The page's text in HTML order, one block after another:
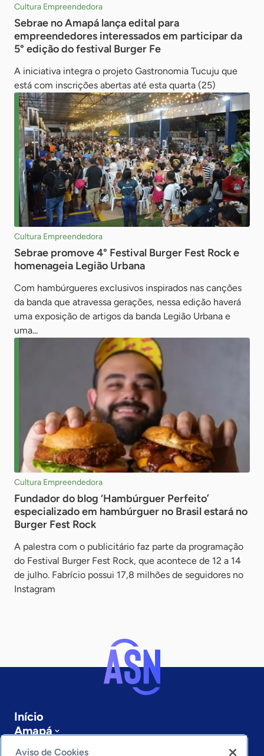
Cultura Empreendedora
Sebrae no Amapá lança edital para
empreendedores interessados em participar da
5° edição do festival Burger Fe
A iniciativa integra o projeto Gastronomia Tucuju que
está com inscrições abertas até esta quarta (25)
Cultura Empreendedora
Sebrae promove 4° Festival Burger Fest Rock e
homenageia Legião Urbana
Com hambúrgueres exclusivos inspirados nas canções
da banda que atravessa gerações, nessa edição haverá
uma exposição de artigos da banda Legião Urbana e
uma...
Cultura Empreendedora
Fundador do blog ‘Hambúrguer Perfeito’
especializado em hambúrguer no Brasil estará no
Burger Fest Rock
A palestra com o publicitário faz parte da programação
do Festival Burger Fest Rock, que acontece de 12 a 14
de julho. Fabrício possui 17,8 milhões de seguidores no
Instagram
Início
Amapá
Sobre a ASN
Aviso de Cookies